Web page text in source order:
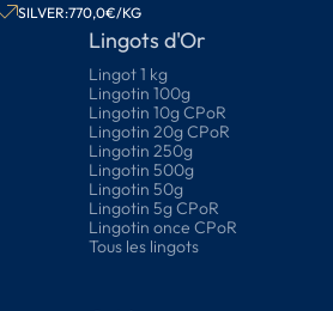
SILVER:770,0€/KG
Lingots d'Or
Lingot 1 kg
Lingotin 100g
Lingotin 10g CPoR
Lingotin 20g CPoR
Lingotin 250g
Lingotin 500g
Lingotin 50g
Lingotin 5g CPoR
Lingotin once CPoR
Tous les lingots